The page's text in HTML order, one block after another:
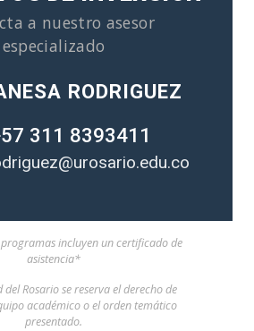
a nuestro asesor
especializado
RODRIGUEZ
311 8393411
programas incluyen un certificado de
asistencia*
Rosario se reserva el derecho de
académico o el orden temático
presentado.